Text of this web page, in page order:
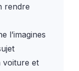
rendre
l’imagines
voiture et